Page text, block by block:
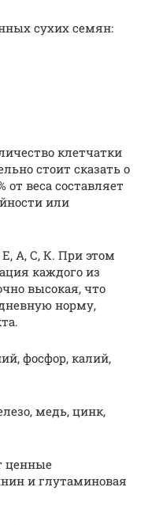
сухих семян:
клетчатки
стоит сказать о
от веса составляет
или
А, С, К. При этом
каждого из
высокая, что
норму,
фосфор, калий,
медь, цинк,
ценные
и глутаминовая